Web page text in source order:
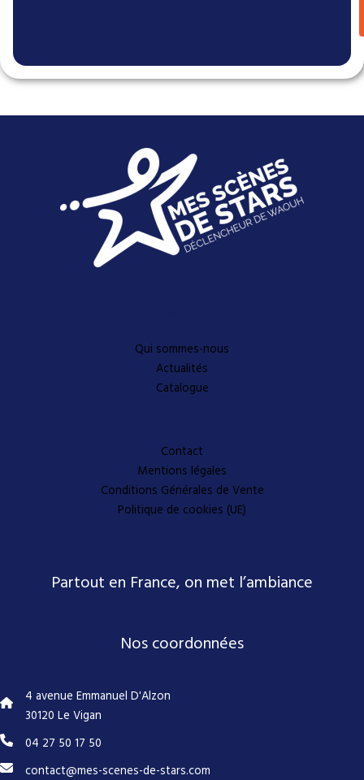
Qui sommes-nous
Actualités
Catalogue
Contact
Mentions légales
Conditions Générales de Vente
Politique de cookies (UE)
Partout en France, on met l’ambiance
Nos coordonnées
4 avenue Emmanuel D'Alzon
30120 Le Vigan
04 27 50 17 50
contact@mes-scenes-de-stars.com